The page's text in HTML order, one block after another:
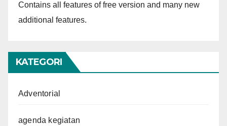
Contains all features of free version and many new
additional features.
KATEGORI
Adventorial
agenda kegiatan